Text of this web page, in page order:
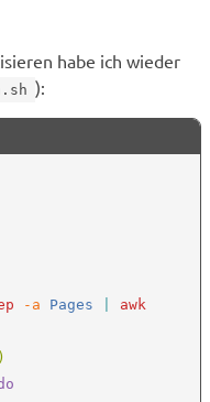
habe ich wieder
):
-a Pages